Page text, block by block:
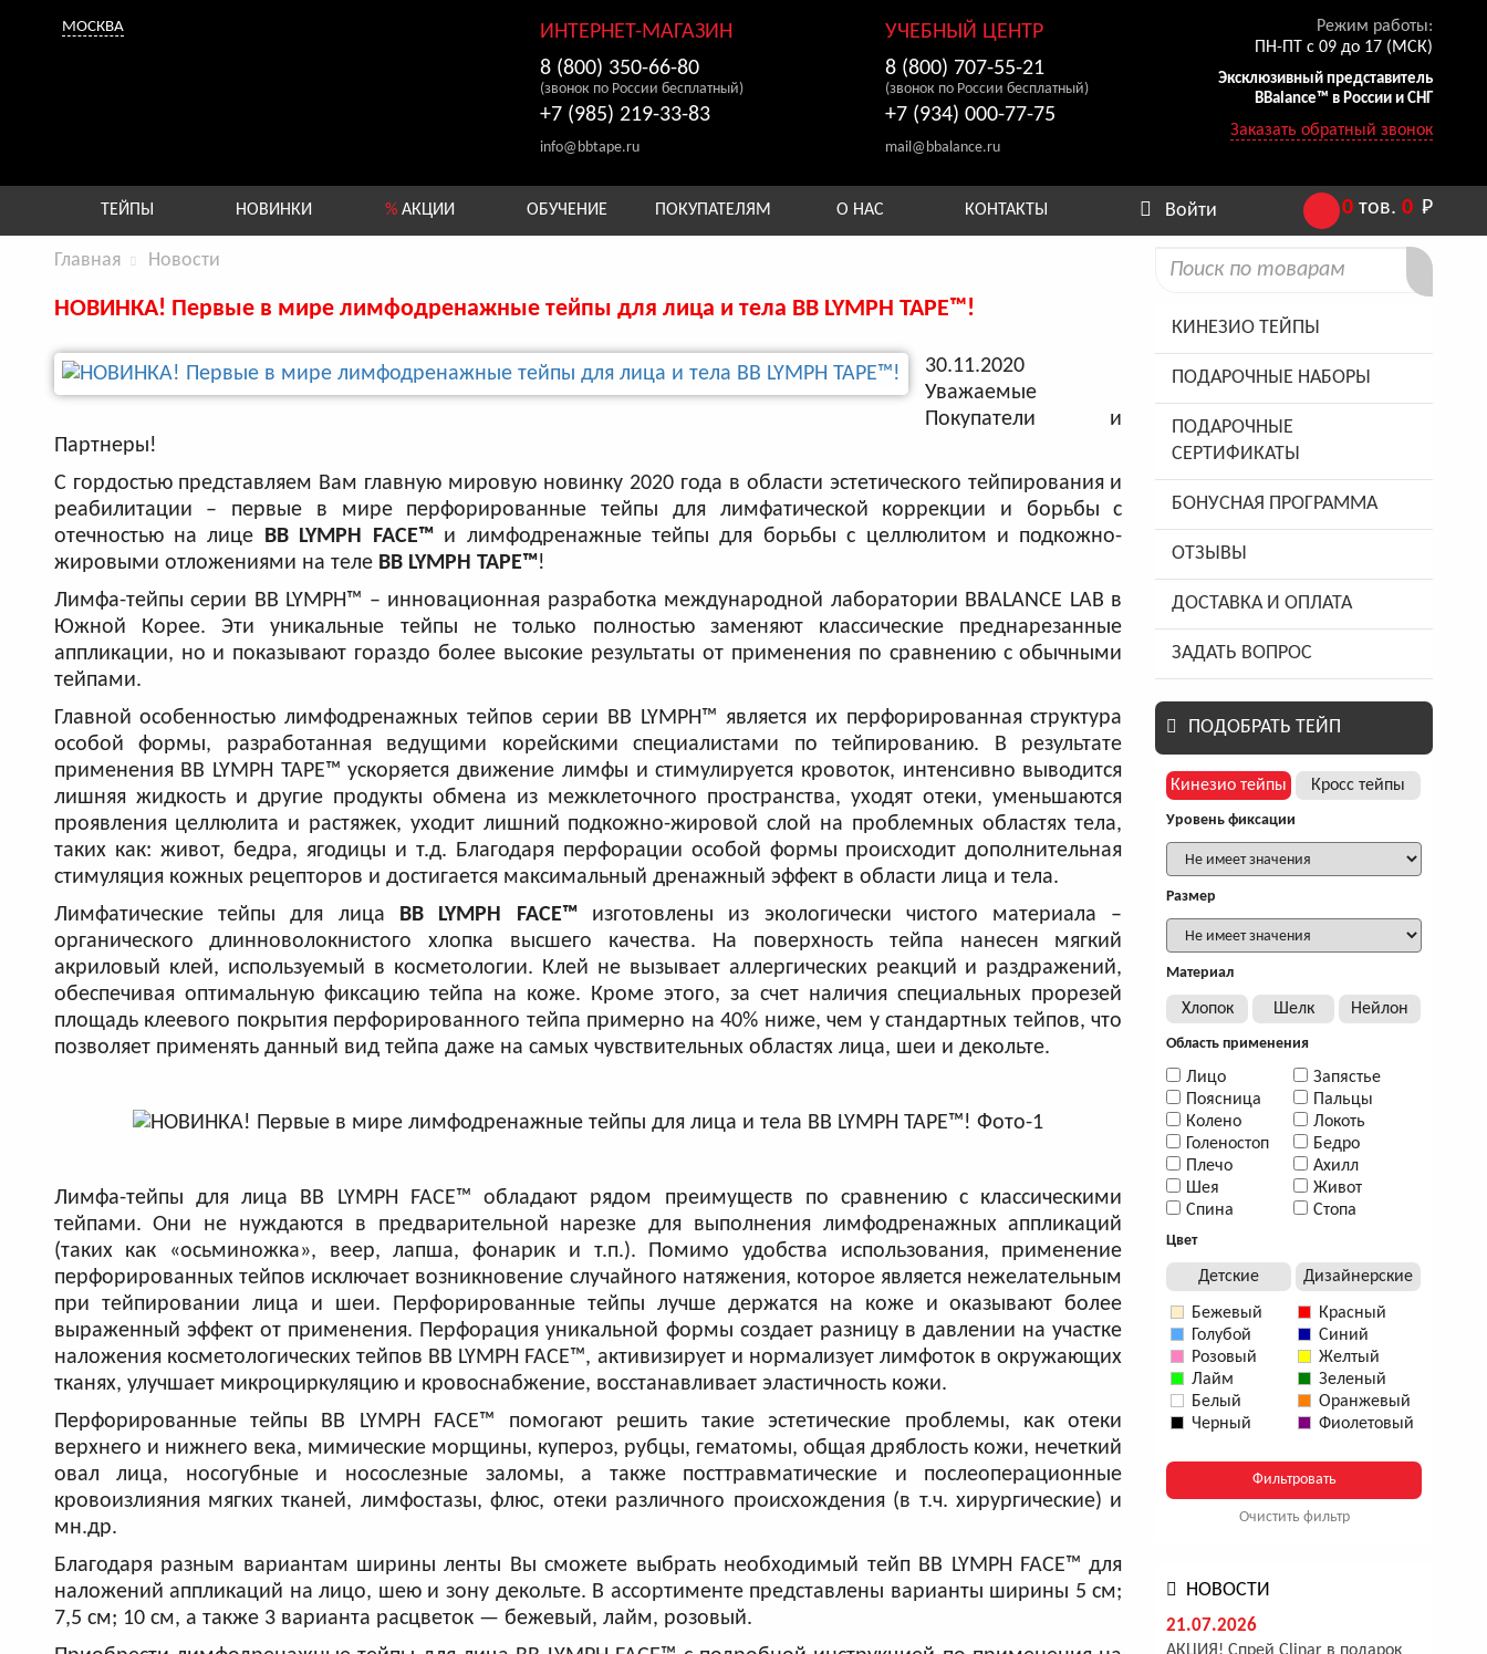
МОСКВА
ИНТЕРНЕТ-МАГАЗИН
8 (800) 350-66-80
(звонок по России бесплатный)
+7 (985) 219-33-83
info@bbtape.ru
УЧЕБНЫЙ ЦЕНТР
8 (800) 707-55-21
(звонок по России бесплатный)
+7 (934) 000-77-75
mail@bbalance.ru
Режим работы:
ПН-ПТ с 09 до 17 (МСК)
Эксклюзивный представитель
BBalance™ в России и СНГ
Заказать обратный звонок
ТЕЙПЫ НОВИНКИ % АКЦИИ ОБУЧЕНИЕ ПОКУПАТЕЛЯМ О НАС КОНТАКТЫ Войти 0 тов.0 Р
Главная Новости
НОВИНКА! Первые в мире лимфодренажные тейпы для лица и тела BB LYMPH TAPE™!
30.11.2020
Уважаемые
Покупатели и
Партнеры!
С гордостью представляем Вам главную мировую новинку 2020 года в области эстетического тейпирования и
реабилитации – первые в мире перфорированные тейпы для лимфатической коррекции и борьбы с
отечностью на лице
BB LYMPH FACE™ и лимфодренажные тейпы для борьбы с целлюлитом и подкожно-
жировыми отложениями на теле BB LYMPH TAPE™!
Лимфа-тейпы серии BB LYMPH™ – инновационная разработка международной лаборатории BBALANCE LAB в
Южной Корее. Эти уникальные тейпы не только полностью заменяют классические преднарезанные
аппликации, но и показывают гораздо более высокие результаты от применения по сравнению с обычными
тейпами.
Главной особенностью лимфодренажных тейпов серии BB LYMPH™ является их перфорированная структура
особой формы, разработанная ведущими корейскими специалистами по тейпированию. В результате
применения BB LYMPH TAPE™ ускоряется движение лимфы и стимулируется кровоток, интенсивно выводится
лишняя жидкость и другие продукты обмена из межклеточного пространства, уходят отеки, уменьшаются
проявления целлюлита и растяжек, уходит лишний подкожно-жировой слой на проблемных областях тела,
таких как: живот, бедра, ягодицы и т.д. Благодаря перфорации особой формы происходит дополнительная
стимуляция кожных рецепторов и достигается максимальный дренажный эффект в области лица и тела.
Лимфатические тейпы для лица
BB LYMPH FACE™изготовлены из экологически чистого материала –
органического длинноволокнистого хлопка высшего качества. На поверхность тейпа нанесен мягкий
акриловый клей, используемый в косметологии. Клей не вызывает аллергических реакций и раздражений,
обеспечивая оптимальную фиксацию тейпа на коже. Кроме этого, за счет наличия специальных прорезей
площадь клеевого покрытия перфорированного тейпа примерно на 40% ниже, чем у стандартных тейпов, что
позволяет применять данный вид тейпа даже на самых чувствительных областях лица, шеи и декольте.
Лимфа-тейпы для лица BB LYMPH FACE™ обладают рядом преимуществ по сравнению с классическими
тейпами. Они не нуждаются в предварительной нарезке для выполнения лимфодренажных аппликаций
(таких как «осьминожка», веер, лапша, фонарик и т.п.). Помимо удобства использования, применение
перфорированных тейпов исключает возникновение случайного натяжения, которое является нежелательным
при тейпировании лица и шеи. Перфорированные тейпы лучше держатся на коже и оказывают более
выраженный эффект от применения. Перфорация уникальной формы создает разницу в давлении на участке
наложения косметологических тейпов BB LYMPH FACE™, активизирует и нормализует лимфоток в окружающих
тканях, улучшает микроциркуляцию и кровоснабжение, восстанавливает эластичность кожи.
Перфорированные тейпы BB LYMPH FACE™ помогают решить такие эстетические проблемы, как отеки
верхнего и нижнего века, мимические морщины, купероз, рубцы, гематомы, общая дряблость кожи, нечеткий
овал лица, носогубные и носослезные заломы, а также посттравматические и послеоперационные
кровоизлияния мягких тканей, лимфостазы, флюс, отеки различного происхождения (в т.ч. хирургические) и
мн.др.
Благодаря разным вариантам ширины ленты Вы сможете выбрать необходимый тейп BB LYMPH FACE™ для
наложений аппликаций на лицо, шею и зону декольте. В ассортименте представлены варианты ширины 5 см;
7,5 см; 10 см, а также 3 варианта расцветок — бежевый, лайм, розовый.
КИНЕЗИО ТЕЙПЫ
ПОДАРОЧНЫЕ НАБОРЫ
ПОДАРОЧНЫЕ
СЕРТИФИКАТЫ
БОНУСНАЯ ПРОГРАММА
ОТЗЫВЫ
ДОСТАВКА И ОПЛАТА
ЗАДАТЬ ВОПРОС
ПОДОБРАТЬ ТЕЙП
Кинезио тейпы Кросс тейпы
Уровень фиксации
Размер
Материал
Хлопок Шелк Нейлон
Область применения
Лицо
Поясница
Колено
Голеностоп
Плечо
Шея
Спина
Запястье
Пальцы
Локоть
Бедро
Ахилл
Живот
Стопа
Цвет
Детские Дизайнерские
Бежевый
Голубой
Розовый
Лайм
Белый
Черный
Красный
Синий
Желтый
Зеленый
Оранжевый
Фиолетовый
Очистить фильтр
НОВОСТИ
21.07.2026